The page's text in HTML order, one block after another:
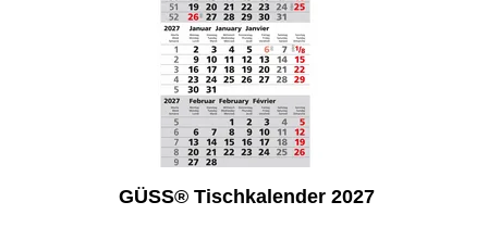
GÜSS® Tischkalender 2027